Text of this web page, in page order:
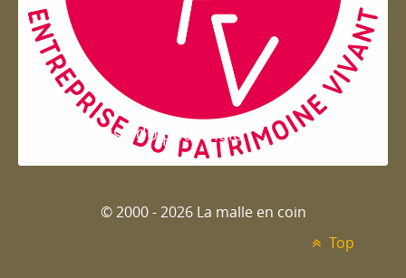
Entreprise du patrimoie
© 2000 - 2026 La malle en coin
Top